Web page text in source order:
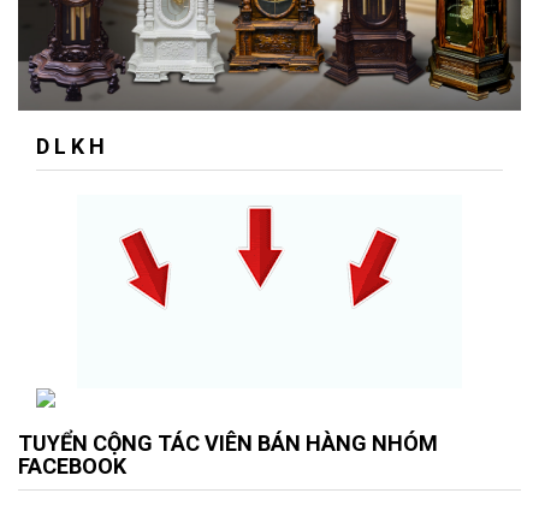
D L K H
TUYỂN CỘNG TÁC VIÊN BÁN HÀNG NHÓM
FACEBOOK